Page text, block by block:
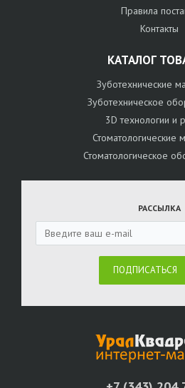
Правила
Контакты
КАТАЛОГ
Зуботехнические
Зуботехническое
3D технологии и
Стоматологические
Стоматологическое
РАССЫЛКА
ПОДПИСАТЬСЯ